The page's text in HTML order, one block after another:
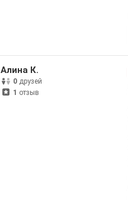
Алина К.
0 друзей
1 отзыв